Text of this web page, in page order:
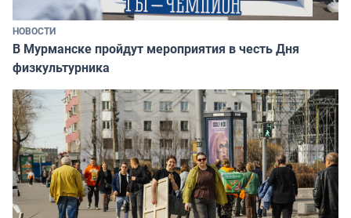
НОВОСТИ
В Мурманске пройдут мероприятия в честь Дня
физкультурника